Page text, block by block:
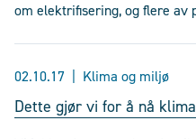
om elektrifisering, og flere av
02.10.17 Klima og miljø
Dette gjør vi for å nå